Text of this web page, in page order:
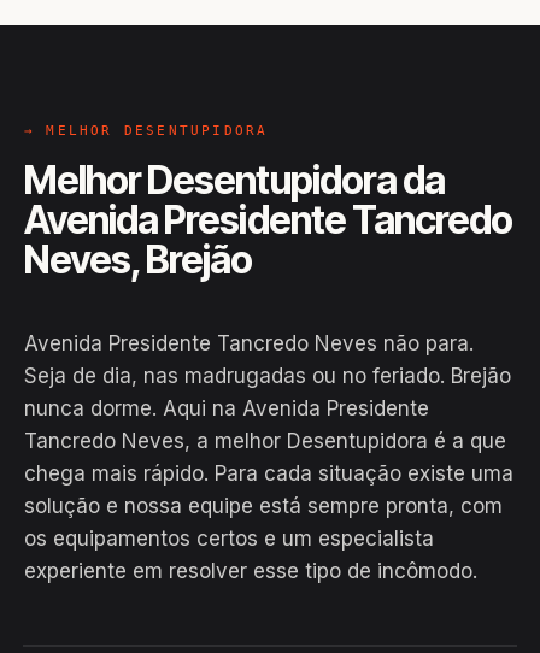
→ MELHOR DESENTUPIDORA
Melhor Desentupidora da
Avenida Presidente Tancredo
Neves, Brejão
Avenida Presidente Tancredo Neves não para.
Seja de dia, nas madrugadas ou no feriado. Brejão
nunca dorme. Aqui na Avenida Presidente
Tancredo Neves, a melhor Desentupidora é a que
chega mais rápido. Para cada situação existe uma
solução e nossa equipe está sempre pronta, com
os equipamentos certos e um especialista
experiente em resolver esse tipo de incômodo.
EM CAMPO
Hiroshiro · Avenida Presidente